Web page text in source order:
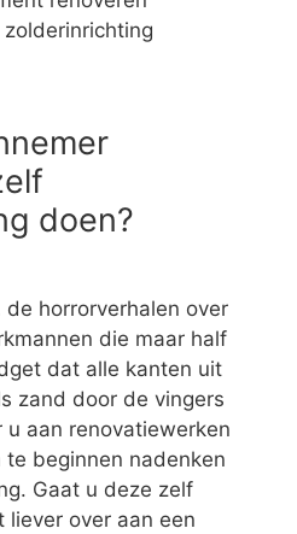
doen?
horrorverhalen over
die maar half
dat alle kanten uit
zand door de vingers
u aan renovatiewerken
beginnen nadenken
Gaat u deze zelf
over aan een